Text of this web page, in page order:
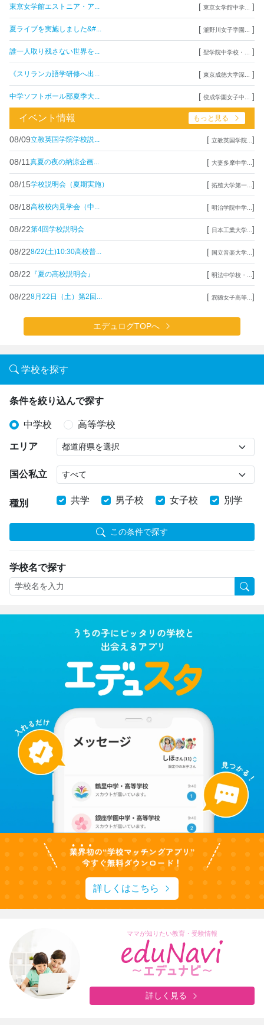
東京女学館エストニア・ア... [ 東京女学館中学... ]
夏ライブを実施しました&#... [ 瀧野川女子学園... ]
誰一人取り残さない世界を... [ 聖学院中学校・... ]
《スリランカ語学研修へ出... [ 東京成徳大学深... ]
中学ソフトボール部夏季大... [ 佼成学園女子中... ]
イベント情報 もっと見る
08/09立教英国学院学校説... [ 立教英国学院... ]
08/11 真夏の夜の納涼企画... [ 大妻多摩中学... ]
08/15学校説明会（夏期実施） [ 拓殖大学第一... ]
08/18高校校内見学会（中... [ 明治学院中学... ]
08/22第4回学校説明会 [ 日本工業大学... ]
08/228/22(土)10:30高校普... [ 国立音楽大学... ]
08/22 『夏の高校説明会』 [ 明法中学校・... ]
08/228月22日（土）第2回... [ 潤徳女子高等... ]
エデュログTOPへ
学校を探す
条件を絞り込んで探す
中学校 高等学校
エリア
国公私立
種別 共学 男子校 女子校 別学
この条件で探す
学校名で探す
詳しくはこちら
ママが知りたい教育・受験情報
詳しく見る